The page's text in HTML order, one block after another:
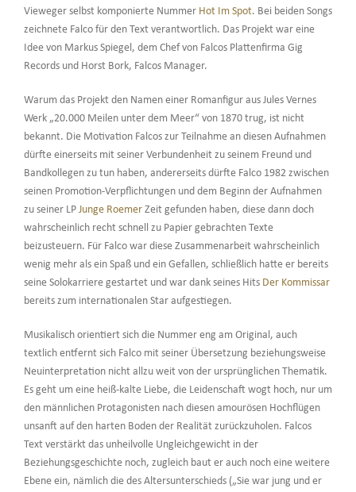
Vieweger selbst komponierte Nummer Hot Im Spot. Bei beiden Songs
zeichnete Falco für den Text verantwortlich. Das Projekt war eine
Idee von Markus Spiegel, dem Chef von Falcos Plattenfirma Gig
Records und Horst Bork, Falcos Manager.
Warum das Projekt den Namen einer Romanfigur aus Jules Vernes
Werk „20.000 Meilen unter dem Meer“ von 1870 trug, ist nicht
bekannt. Die Motivation Falcos zur Teilnahme an diesen Aufnahmen
dürfte einerseits mit seiner Verbundenheit zu seinem Freund und
Bandkollegen zu tun haben, andererseits dürfte Falco 1982 zwischen
seinen Promotion-Verpflichtungen und dem Beginn der Aufnahmen
zu seiner LP Junge RoemerZeit gefunden haben, diese dann doch
wahrscheinlich recht schnell zu Papier gebrachten Texte
beizusteuern. Für Falco war diese Zusammenarbeit wahrscheinlich
wenig mehr als ein Spaß und ein Gefallen, schließlich hatte er bereits
seine Solokarriere gestartet und war dank seines Hits Der Kommissar
bereits zum internationalen Star aufgestiegen.
Musikalisch orientiert sich die Nummer eng am Original, auch
textlich entfernt sich Falco mit seiner Übersetzung beziehungsweise
Neuinterpretation nicht allzu weit von der ursprünglichen Thematik.
Es geht um eine heiß-kalte Liebe, die Leidenschaft wogt hoch, nur um
den männlichen Protagonisten nach diesen amourösen Hochflügen
unsanft auf den harten Boden der Realität zurückzuholen. Falcos
Text verstärkt das unheilvolle Ungleichgewicht in der
Beziehungsgeschichte noch, zugleich baut er auch noch eine weitere
Ebene ein, nämlich die des Altersunterschieds („Sie war jung und er